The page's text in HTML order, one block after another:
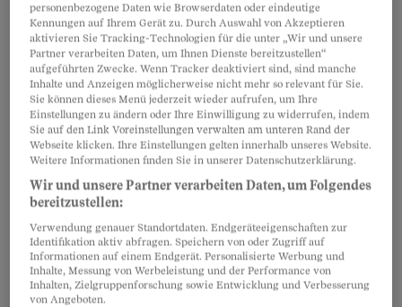
Daniela Willimanns*(Name geändert)Augen
funkeln prüfend. Dann findet sie: «Jesus hat Sie
personenbezogene Daten wie Browserdaten oder eindeutige
Kennungen auf Ihrem Gerät zu. Durch Auswahl von Akzeptieren
aktivieren Sie Tracking-Technologien für die unter „Wir und unsere
Partner verarbeiten Daten, um Ihnen Dienste bereitzustellen“
aufgeführten Zwecke. Wenn Tracker deaktiviert sind, sind manche
Inhalte und Anzeigen möglicherweise nicht mehr so relevant für Sie.
Sie können dieses Menü jederzeit wieder aufrufen, um Ihre
Einstellungen zu ändern oder Ihre Einwilligung zu widerrufen, indem
Sie auf den Link Voreinstellungen verwalten am unteren Rand der
Webseite klicken. Ihre Einstellungen gelten innerhalb unseres Website.
Weitere Informationen finden Sie in unserer Datenschutzerklärung.
Wir und unsere Partner verarbeiten Daten, um Folgendes
bereitzustellen:
Verwendung genauer Standortdaten. Endgeräteeigenschaften zur
Identifikation aktiv abfragen. Speichern von oder Zugriff auf
Informationen auf einem Endgerät. Personalisierte Werbung und
Inhalte, Messung von Werbeleistung und der Performance von
Inhalten, Zielgruppenforschung sowie Entwicklung und Verbesserung
von Angeboten.